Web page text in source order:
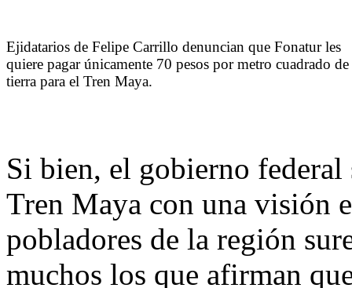
Ejidatarios de Felipe Carrillo denuncian que Fonatur les
quiere pagar únicamente 70 pesos por metro cuadrado de
tierra para el Tren Maya.
Si bien, el gobierno
Tren Maya con una visión
pobladores de la región
muchos los que afirman